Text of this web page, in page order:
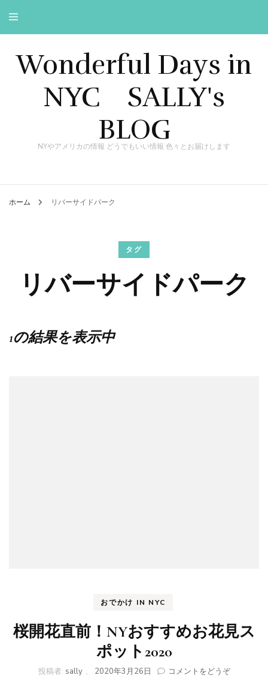
Wonderful Days in
NYC SALLY's
BLOG
NYやアメリカの情報 どうでもいい情報 色々とお届けします
ホーム リバーサイドパーク
タグ
リバーサイドパーク
1の結果を表示中
おでかけ IN NYC
桜開花直前！NYおすすめお花見ス
ポット2020
投稿者: sally 、 2020年3月26日 コメントをどうぞ(桜